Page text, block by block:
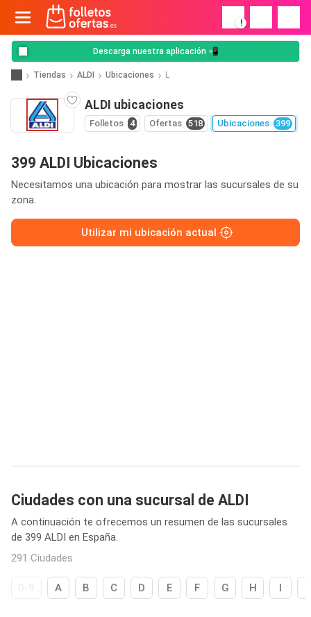
!
Descarga nuestra aplicación 📲
Tiendas ALDI Ubicaciones L
ALDI ubicaciones
Folletos 4 Ofertas 518 Ubicaciones 399
399 ALDI Ubicaciones
Necesitamos una ubicación para mostrar las sucursales de su
zona.
Utilizar mi ubicación actual
Ciudades con una sucursal de ALDI
A continuación te ofrecemos un resumen de las sucursales
de 399 ALDI en España.
291 Ciudades
A B C D E F G H I